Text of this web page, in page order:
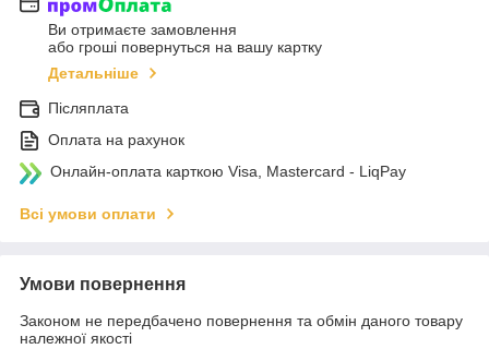
Ви отримаєте замовлення
або гроші повернуться на вашу картку
Детальніше
Післяплата
Оплата на рахунок
Онлайн-оплата карткою Visa, Mastercard - LiqPay
Всі умови оплати
Умови повернення
Законом не передбачено повернення та обмін даного товару
належної якості